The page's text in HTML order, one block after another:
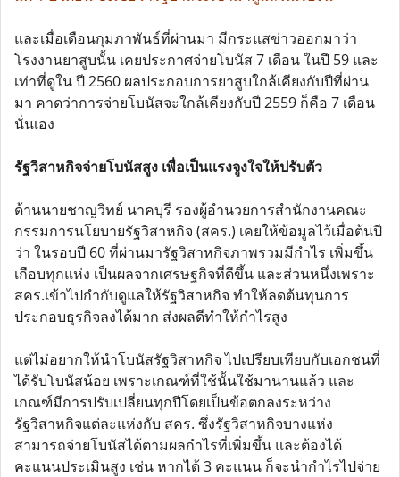
และเมื่อเดือนกุมภาพันธ์ที่ผ่านมา มีกระแสข่าวออกมาว่า
โรงงานยาสูบนั้น เคยประกาศจ่ายโบนัส 7 เดือน ในปี 59 และ
เท่าที่ดูใน ปี 2560 ผลประกอบการยาสูบใกล้เคียงกับปีที่ผ่าน
มา คาดว่าการจ่ายโบนัสจะใกล้เคียงกับปี 2559 ก็คือ 7 เดือน
นั่นเอง
รัฐวิสาหกิจจ่ายโบนัสสูง เพื่อเป็นแรงจูงใจให้ปรับตัว
ด้านนายชาญวิทย์ นาคบุรี รองผู้อำนวยการสำนักงานคณะ
กรรมการนโยบายรัฐวิสาหกิจ (สคร.) เคยให้ข้อมูลไว้เมื่อต้นปี
ว่า ในรอบปี 60 ที่ผ่านมารัฐวิสาหกิจภาพรวมมีกำไร เพิ่มขึ้น
เกือบทุกแห่ง เป็นผลจากเศรษฐกิจที่ดีขึ้น และส่วนหนึ่งเพราะ
สคร.เข้าไปกำกับดูแลให้รัฐวิสาหกิจ ทำให้ลดต้นทุนการ
ประกอบธุรกิจลงได้มาก ส่งผลดีทำให้กำไรสูง
แต่ไม่อยากให้นำโบนัสรัฐวิสาหกิจ ไปเปรียบเทียบกับเอกชนที่
ได้รับโบนัสน้อย เพราะเกณฑ์ที่ใช้นั้นใช้มานานแล้ว และ
เกณฑ์มีการปรับเปลี่ยนทุกปีโดยเป็นข้อตกลงระหว่าง
รัฐวิสาหกิจแต่ละแห่งกับ สคร. ซึ่งรัฐวิสาหกิจบางแห่ง
สามารถจ่ายโบนัสได้ตามผลกำไรที่เพิ่มขึ้น และต้องได้
คะแนนประเมินสูง เช่น หากได้ 3 คะแนน ก็จะนำกำไรไปจ่าย